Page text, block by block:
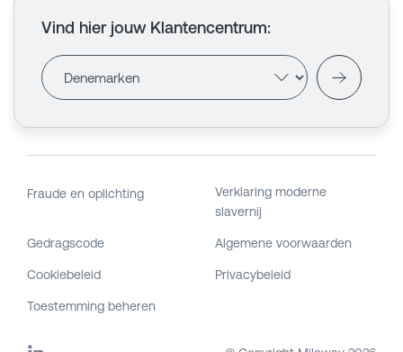
Vind hier jouw Klantencentrum:
Fraude en oplichting
Verklaring moderne
slavernij
Gedragscode Algemene voorwaarden
Cookiebeleid Privacybeleid
Toestemming beheren